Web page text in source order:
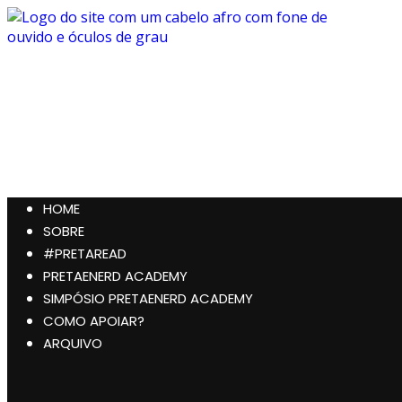
Pular
para
Preta, Nerd & Burning Hell
HOME
SOBRE
#PRETAREAD
PRETAENERD ACADEMY
SIMPÓSIO PRETAENERD ACADEMY
COMO APOIAR?
ARQUIVO